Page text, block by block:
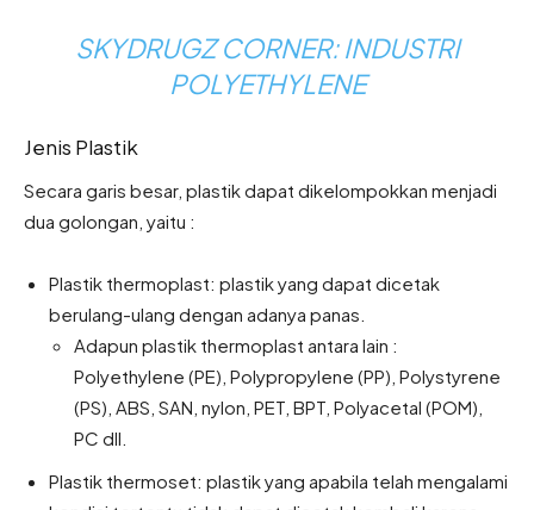
SKYDRUGZ CORNER: INDUSTRI
POLYETHYLENE
Jenis Plastik
Secara garis besar, plastik dapat dikelompokkan menjadi
dua golongan, yaitu :
Plastik thermoplast: plastik yang dapat dicetak
berulang-ulang dengan adanya panas.
Adapun plastik thermoplast antara lain :
Polyethylene (PE), Polypropylene (PP), Polystyrene
(PS), ABS, SAN, nylon, PET, BPT, Polyacetal (POM),
PC dll.
Plastik thermoset: plastik yang apabila telah mengalami